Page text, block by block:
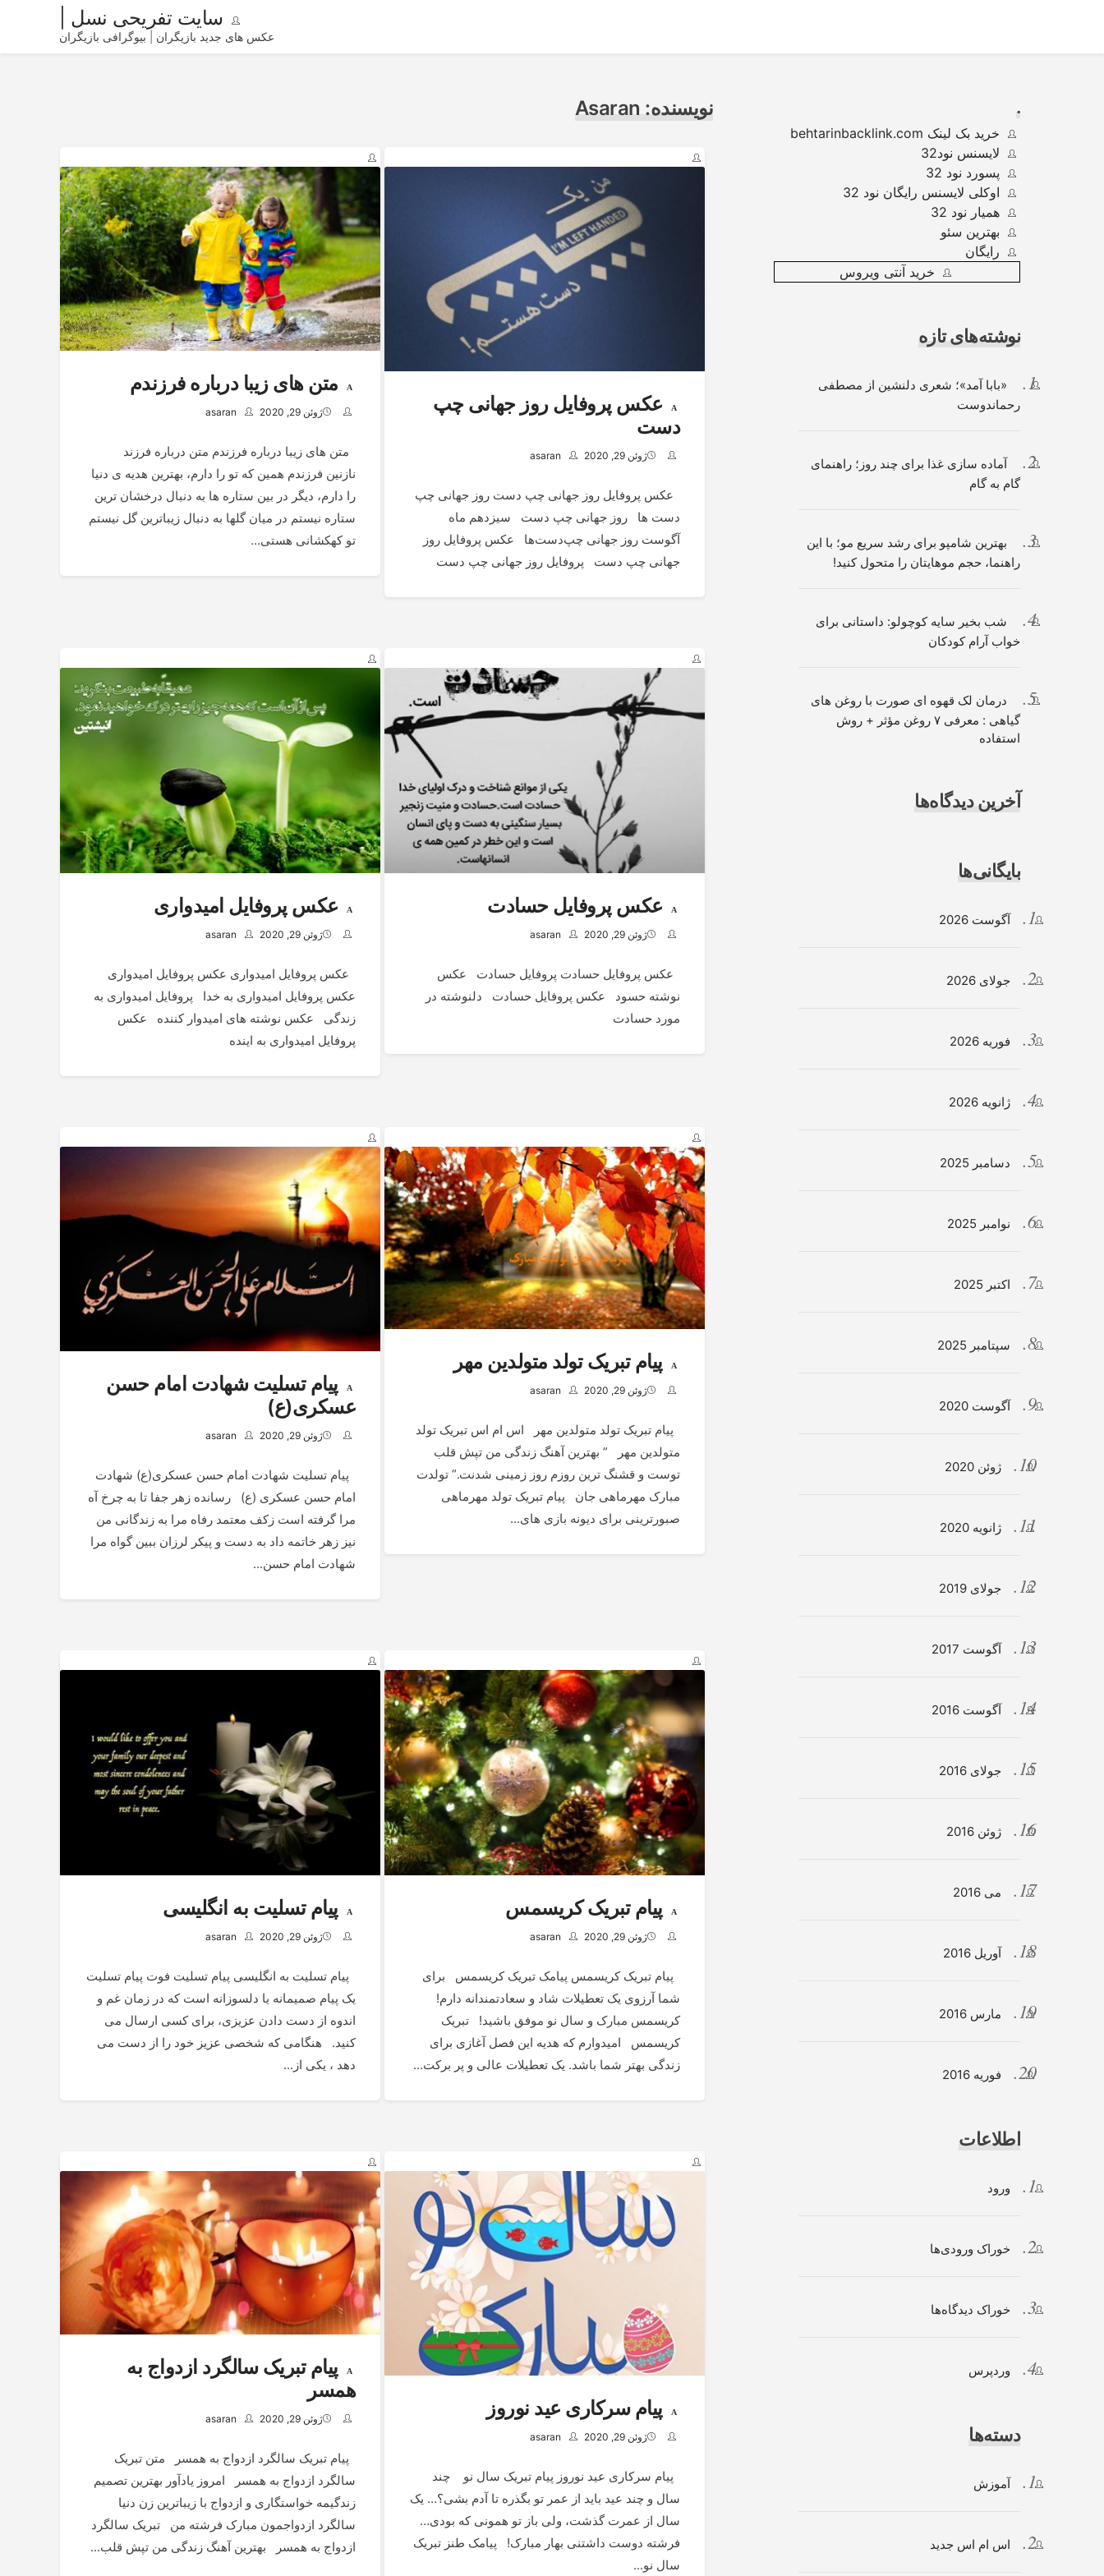
سایت تفریحی نسل |
عکس های جدید بازیگران | بیوگرافی بازیگران
نویسنده: Asaran
عکس پروفایل روز جهانی چپ
دست
ژوئن 29, 2020 asaran
عکس پروفایل روز جهانی چپ دست روز جهانی چپ
دست ها روز جهانی چپ دست سیزدهم ماه
آگوست روز جهانی چپ‌دست‌ها عکس پروفایل روز
جهانی چپ دست پروفایل روز جهانی چپ دست
متن های زیبا درباره فرزندم
ژوئن 29, 2020 asaran
متن های زیبا درباره فرزندم متن درباره فرزند
نازنین فرزندم همین که تو را دارم، بهترین هدیه ی دنیا
را دارم، دیگر در بین ستاره ها به دنبال درخشان ترین
ستاره نیستم در میان گلها به دنبال زیباترین گل نیستم
تو کهکشانی هستی...
عکس پروفایل حسادت
ژوئن 29, 2020 asaran
عکس پروفایل حسادت پروفایل حسادت عکس
نوشته حسود عکس پروفایل حسادت دلنوشته در
مورد حسادت
عکس پروفایل امیدواری
ژوئن 29, 2020 asaran
عکس پروفایل امیدواری عکس پروفایل امیدواری
عکس پروفایل امیدواری به خدا پروفایل امیدواری به
زندگی عکس نوشته های امیدوار کننده عکس
پروفایل امیدواری به اینده
پیام تبریک تولد متولدین مهر
ژوئن 29, 2020 asaran
پیام تبریک تولد متولدین مهر اس ام اس تبریک تولد
متولدین مهر ” بهترین آهنگ زندگی من تپش قلب
توست و قشنگ ترین روزم روز زمینی شدنت.” تولدت
مبارک مهرماهی جان پیام تبریک تولد مهرماهی
صبورترینی برای دیونه بازی های...
پیام تسلیت شهادت امام حسن
عسکری(ع)
ژوئن 29, 2020 asaran
پیام تسلیت شهادت امام حسن عسکری(ع) شهادت
امام حسن عسکری (ع) رسانده زهر جفا تا به چرخ آه
مرا گرفته است زکف معتمد رفاه مرا به زندگانی من
نیز زهر خاتمه داد به دست و پیکر لرزان ببین گواه مرا
شهادت امام حسن...
پیام تبریک کریسمس
ژوئن 29, 2020 asaran
پیام تبریک کریسمس پیامک تبریک کریسمس برای
شما آرزوی یک تعطیلات شاد و سعادتمندانه دارم!
کریسمس مبارک و سال نو موفق باشید! تبریک
کریسمس امیدوارم که هدیه این فصل آغازی برای
زندگی بهتر شما باشد. یک تعطیلات عالی و پر برکت...
پیام تسلیت به انگلیسی
ژوئن 29, 2020 asaran
پیام تسلیت به انگلیسی پیام تسلیت فوت پیام تسلیت
یک پیام صمیمانه یا دلسوزانه است که در زمان غم و
اندوه از دست دادن عزیزی، برای کسی ارسال می
کنید. هنگامی که شخصی عزیز خود را از دست می
دهد ، یکی از...
پیام سركاری عيد نوروز
ژوئن 29, 2020 asaran
پیام سركاری عيد نوروز پیام تبریک سال نو چند
سال و چند عید باید از عمر تو بگذره تا آدم بشی؟… یک
سال از عمرت گذشت، ولی باز تو همونی که بودی…
فرشته دوست داشتنی بهار مبارک! پیامک طنز تبریک
سال نو...
پیام تبریک سالگرد ازدواج به
همسر
ژوئن 29, 2020 asaran
پیام تبریک سالگرد ازدواج به همسر متن تبریک
سالگرد ازدواج به همسر امروز یادآور بهترین تصمیم
زندگیمه خواستگاری و ازدواج با زیباترین زن دنیا
سالگرد ازدواجمون مبارک فرشته من تبریک سالگرد
ازدواج به همسر بهترین آهنگ زندگی من تپش قلب...
.
خرید بک لینک behtarinbacklink.com
لایسنس نود32
پسورد نود 32
اوکلی لایسنس رایگان نود 32
همیار نود 32
بهترین سئو
رایگان
خرید آنتی ویروس
نوشته‌های تازه
«بابا آمد»؛ شعری دلنشین از مصطفی
رحماندوست
آماده سازی غذا برای چند روز؛ راهنمای
گام به گام
بهترین شامپو برای رشد سریع مو؛ با این
راهنما، حجم موهایتان را متحول کنید!
شب بخیر سایه کوچولو: داستانی برای
خواب آرام کودکان
درمان لک قهوه ای صورت با روغن های
گیاهی : معرفی ۷ روغن مؤثر + روش
استفاده
آخرین دیدگاه‌ها
بایگانی‌ها
آگوست 2026
جولای 2026
فوریه 2026
ژانویه 2026
دسامبر 2025
نوامبر 2025
اکتبر 2025
سپتامبر 2025
آگوست 2020
ژوئن 2020
ژانویه 2020
جولای 2019
آگوست 2017
آگوست 2016
جولای 2016
ژوئن 2016
می 2016
آوریل 2016
مارس 2016
فوریه 2016
اطلاعات
ورود
خوراک ورودی‌ها
خوراک دیدگاه‌ها
وردپرس
دسته‌ها
آموزش
اس ام اس جدید